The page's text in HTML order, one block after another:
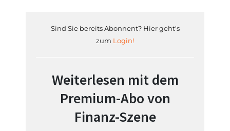
Sind Sie bereits Abonnent? Hier geht's
zum Login!
Weiterlesen mit dem
Premium-Abo von
Finanz-Szene